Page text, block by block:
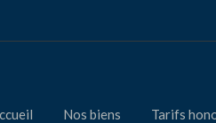
Nos biens Tarifs